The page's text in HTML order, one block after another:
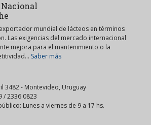
mundial de lácteos en términos
Las exigencias del mercado internacional
mejora para el mantenimiento o la
Saber más
3482 - Montevideo, Uruguay
/ 2336 0823
Lunes a viernes de 9 a 17 hs.